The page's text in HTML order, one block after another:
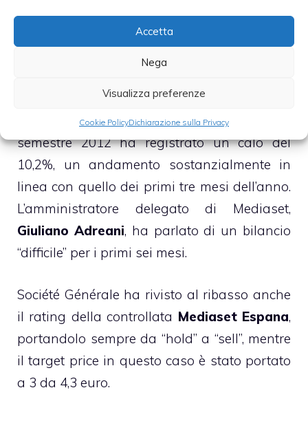
Accetta
Nega
Visualizza preferenze
Cookie PolicyDichiarazione sulla Privacy
causato un calo di circa il 10% del titolo nel
corso dell’ultima settimana.
, ricordiamo, ha dichiarato che la
raccolta pubblicitaria in Italia nel primo
semestre 2012 ha registrato un calo del
10,2%, un andamento sostanzialmente in
linea con quello dei primi tre mesi dell’anno.
L’amministratore delegato di Mediaset,
Giuliano Adreani, ha parlato di un bilancio
“difficile” per i primi sei mesi.
Société Générale ha rivisto al ribasso anche
il rating della controllata Mediaset Espana,
portandolo sempre da “hold” a “sell”, mentre
il target price in questo caso è stato portato
a 3 da 4,3 euro.